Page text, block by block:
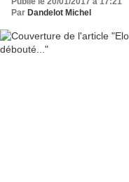
Par Dandelot Michel